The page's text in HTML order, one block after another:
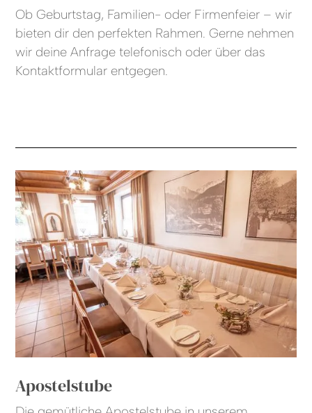
Ob Geburtstag, Familien- oder Firmenfeier – wir
bieten dir den perfekten Rahmen. Gerne nehmen
wir deine Anfrage telefonisch oder über das
Kontaktformular entgegen.
Apostelstube